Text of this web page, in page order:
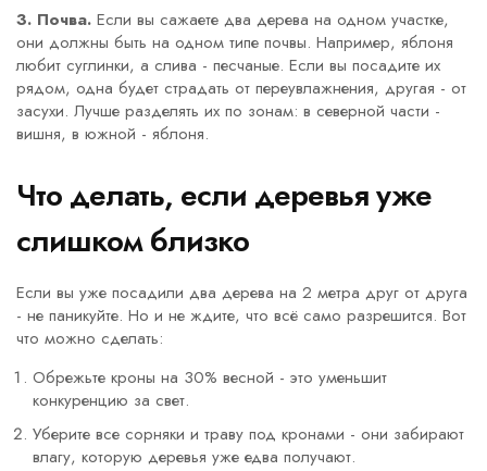
3. Почва. Если вы сажаете два дерева на одном участке,
они должны быть на одном типе почвы. Например, яблоня
любит суглинки, а слива - песчаные. Если вы посадите их
рядом, одна будет страдать от переувлажнения, другая - от
засухи. Лучше разделять их по зонам: в северной части -
вишня, в южной - яблоня.
Что делать, если деревья уже
слишком близко
Если вы уже посадили два дерева на 2 метра друг от друга
- не паникуйте. Но и не ждите, что всё само разрешится. Вот
что можно сделать:
Обрежьте кроны на 30% весной - это уменьшит
конкуренцию за свет.
Уберите все сорняки и траву под кронами - они забирают
влагу, которую деревья уже едва получают.